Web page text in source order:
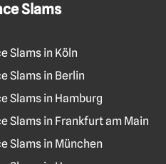
Slams
Slams in Köln
Slams in Berlin
Slams in Hamburg
Slams in Frankfurt am Main
Slams in München